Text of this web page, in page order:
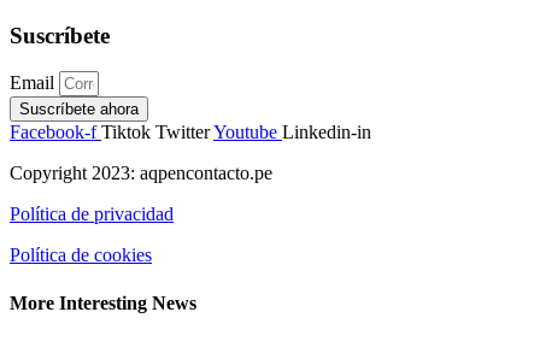
Suscríbete
Email
Suscríbete ahora
Facebook-f Tiktok TwitterYoutube Linkedin-in
Copyright 2023: aqpencontacto.pe
Política de privacidad
Política de cookies
More Interesting News